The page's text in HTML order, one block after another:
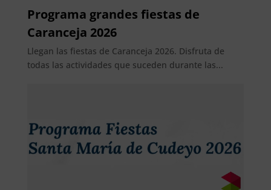
Programa grandes fiestas de
Caranceja 2026
Llegan las fiestas de Caranceja 2026. Disfruta de
todas las actividades que suceden durante las...